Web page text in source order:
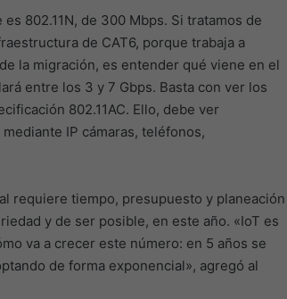
802.11N, de 300 Mbps. Si tratamos de
de CAT6, porque trabaja a
la migración, es entender qué viene en el
entre los 3 y 7 Gbps. Basta con ver los
802.11AC. Ello, debe ver
IP cámaras, teléfonos,
requiere tiempo, presupuesto y planeación
y de ser posible, en este año. «IoT es
va a crecer este número: en 5 años se
de forma exponencial», agregó al